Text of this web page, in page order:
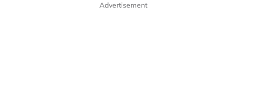
Advertisement